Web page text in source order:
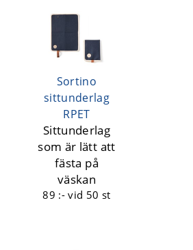
Sortino
sittunderlag
RPET
Sittunderlag
som är lätt att
fästa på
väskan
89 :-vid 50 st